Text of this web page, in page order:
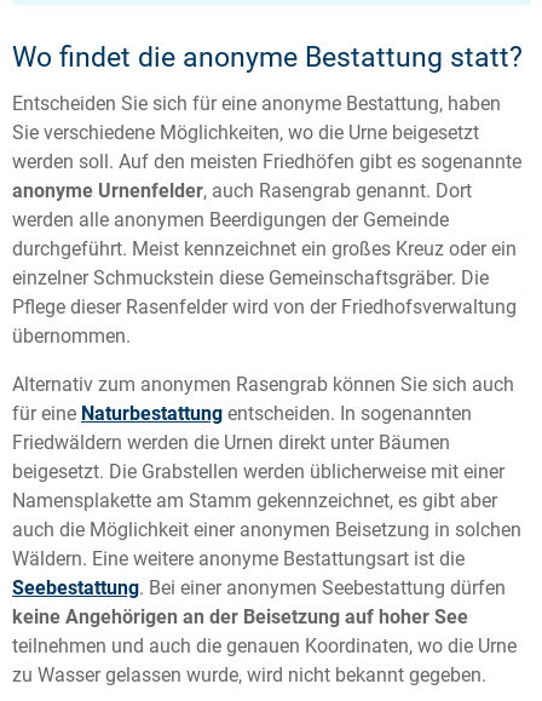
Wo findet die anonyme Bestattung statt?
Entscheiden Sie sich für eine anonyme Bestattung, haben
Sie verschiedene Möglichkeiten, wo die Urne beigesetzt
werden soll. Auf den meisten Friedhöfen gibt es sogenannte
anonyme Urnenfelder, auch Rasengrab genannt. Dort
werden alle anonymen Beerdigungen der Gemeinde
durchgeführt. Meist kennzeichnet ein großes Kreuz oder ein
einzelner Schmuckstein diese Gemeinschaftsgräber. Die
Pflege dieser Rasenfelder wird von der Friedhofsverwaltung
übernommen.
Alternativ zum anonymen Rasengrab können Sie sich auch
für eine Naturbestattung entscheiden. In sogenannten
Friedwäldern werden die Urnen direkt unter Bäumen
beigesetzt. Die Grabstellen werden üblicherweise mit einer
Namensplakette am Stamm gekennzeichnet, es gibt aber
auch die Möglichkeit einer anonymen Beisetzung in solchen
Wäldern. Eine weitere anonyme Bestattungsart ist die
Seebestattung. Bei einer anonymen Seebestattung dürfen
keine Angehörigen an der Beisetzung auf hoher See
teilnehmen und auch die genauen Koordinaten, wo die Urne
zu Wasser gelassen wurde, wird nicht bekannt gegeben.